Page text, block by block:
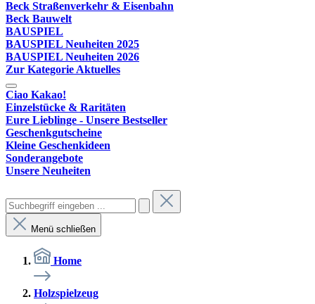
Beck Straßenverkehr & Eisenbahn
Beck Bauwelt
BAUSPIEL
BAUSPIEL Neuheiten 2025
BAUSPIEL Neuheiten 2026
Zur Kategorie Aktuelles
Ciao Kakao!
Einzelstücke & Raritäten
Eure Lieblinge - Unsere Bestseller
Geschenkgutscheine
Kleine Geschenkideen
Sonderangebote
Unsere Neuheiten
Menü schließen
Home
Holzspielzeug